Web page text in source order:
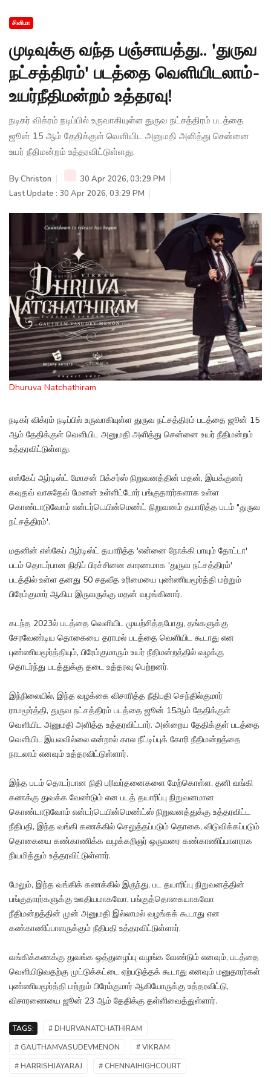
சினிமா
முடிவுக்கு வந்த பஞ்சாயத்து.. 'துருவ
நட்சத்திரம்' படத்தை வெளியிடலாம்-
உயர்நீதிமன்றம் உத்தரவு!
நடிகர் விக்ரம் நடிப்பில் உருவாகியுள்ள துருவ நட்சத்திரம் படத்தை
ஜூன் 15 ஆம் தேதிக்குள் வெளியிட அனுமதி அளித்து சென்னை
உயர் நீதிமன்றம் உத்தரவிட்டுள்ளது.
ByChriston
30 Apr 2026, 03:29 PM
Last Update : 30 Apr 2026, 03:29 PM
Dhuruva Natchathiram
நடிகர் விக்ரம் நடிப்பில் உருவாகியுள்ள துருவ நட்சத்திரம் படத்தை ஜூன் 15
ஆம் தேதிக்குள் வெளியிட அனுமதி அளித்து சென்னை உயர் நீதிமன்றம்
உத்தரவிட்டுள்ளது.
எஸ்கேப் ஆர்டிஸ்ட் மோசன் பிக்சர்ஸ் நிறுவனத்தின் மதன், இயக்குனர்
கவுதவ் வாசுதேவ் மேனன் உள்ளிட்டோர் பங்குதாரர்களாக உள்ள
கொண்டாடுவோம் என்டர்டெயின்மெண்ட் நிறுவனம் தயாரித்த படம் "துருவ
நட்சத்திரம்'.
மதனின் எஸ்கேப் ஆர்டிஸ்ட் தயாரித்த 'என்னை நோக்கி பாயும் தோட்டா'
படம் தொடர்பான நிதிப் பிரச்சினை காரணமாக 'துருவ நட்சத்திரம்'
படத்தில் உள்ள தனது 50 சதவீத உரிமையை புண்ணியமூர்த்தி மற்றும்
பிரேம்குமார் ஆகிய இருவருக்கு மதன் வழங்கினார்.
கடந்த 2023ல் படத்தை வெளியிட முயற்சித்தபோது, தங்களுக்கு
சேரவேண்டிய தொகையை தராமல் படத்தை வெளியிட கூடாது என
புண்ணியமூர்த்தியும், பிரேம்குமாரும் உயர் நீதிமன்றத்தில் வழக்கு
தொடர்ந்து படத்துக்கு தடை உத்தரவு பெற்றனர்.
இந்நிலையில், இந்த வழக்கை விசாரித்த நீதிபதி செந்தில்குமார்
ராமமூர்த்தி, துருவ நட்சத்திரம் படத்தை ஜூன் 15ஆம் தேதிக்குள்
வெளியிட அனுமதி அளித்த உத்தரவிட்டார். அன்றைய தேதிக்குள் படத்தை
வெளியிட இயலவில்லை என்றால் கால நீட்டிப்புக் கோரி நீதிமன்றத்தை
நாடலாம் எனவும் உத்தரவிட்டுள்ளார்.
இந்த படம் தொடர்பான நிதி பரிவர்தனைகளை மேற்கொள்ள, தனி வங்கி
கணக்கு துவக்க வேண்டும் என படத் தயாரிப்பு நிறுவனமான
கொண்டாடுவோம் என்டர்டெயின்மெண்ட்ஸ் நிறுவனத்துக்கு உத்தரவிட்ட
நீதிபதி, இந்த வங்கி கணக்கில் செலுத்தப்படும் தொகை, விடுவிக்கப்படும்
தொகையை கண்காணிக்க வழக்கறிஞர் ஒருவரை கண்காணிப்பாளராக
நியமித்தும் உத்தரவிட்டுள்ளார்.
மேலும், இந்த வங்கிக் கணக்கில் இருந்து, பட தயாரிப்பு நிறுவனத்தின்
பங்குதாரர்களுக்கு ஊதியமாகவோ, பங்குத்தொகையாகவோ
நீதிமன்றத்தின் முன் அனுமதி இல்லாமல் வழங்கக் கூடாது என
கண்காணிப்பாளருக்கும் நீதிபதி உத்தரவிட்டுள்ளார்.
வங்கிக்கணக்கு துவங்க ஒத்துழைப்பு வழங்க வேண்டும் எனவும், படத்தை
வெளியிடுவதற்கு முட்டுக்கட்டை ஏற்படுத்தக் கூடாது எனவும் மனுதாரர்கள்
புண்ணியமூர்த்தி மற்றும் பிரேம்குமார் ஆகியோருக்கு உத்தரவிட்டு,
விசாரணையை ஜூன் 23 ஆம் தேதிக்கு தள்ளிவைத்துள்ளார்.
TAGS:
# DHURVANATCHATHIRAM
# GAUTHAMVASUDEVMENON
# VIKRAM
# HARRISHJAYARAJ
# CHENNAIHIGHCOURT